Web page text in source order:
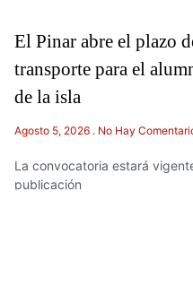
El Pinar abre el plazo
transporte para el
de la isla
Agosto 5, 2026 No Hay
La convocatoria estará
publicación